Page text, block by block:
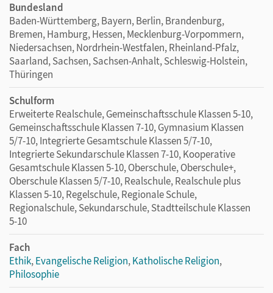
Bundesland
Baden-Württemberg, Bayern, Berlin, Brandenburg,
Bremen, Hamburg, Hessen, Mecklenburg-Vorpommern,
Niedersachsen, Nordrhein-Westfalen, Rheinland-Pfalz,
Saarland, Sachsen, Sachsen-Anhalt, Schleswig-Holstein,
Thüringen
Schulform
Erweiterte Realschule, Gemeinschaftsschule Klassen 5-10,
Gemeinschaftsschule Klassen 7-10, Gymnasium Klassen
5/7-10, Integrierte Gesamtschule Klassen 5/7-10,
Integrierte Sekundarschule Klassen 7-10, Kooperative
Gesamtschule Klassen 5-10, Oberschule, Oberschule+,
Oberschule Klassen 5/7-10, Realschule, Realschule plus
Klassen 5-10, Regelschule, Regionale Schule,
Regionalschule, Sekundarschule, Stadtteilschule Klassen
5-10
Fach
Ethik,Evangelische Religion,Katholische Religion,
Philosophie